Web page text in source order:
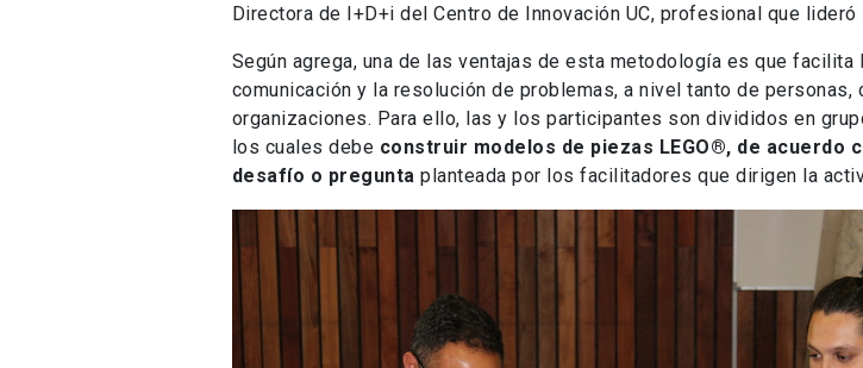
Directora de I+D+i del Centro de Innovación UC, profesional que lideró
Según agrega, una de las ventajas de esta metodología es que facilita
comunicación y la resolución de problemas, a nivel tanto de personas,
organizaciones. Para ello, las y los participantes son divididos en
los cuales debe construir modelos de piezas LEGO®, de acuerdo
desafío o preguntaplanteada por los facilitadores que dirigen la